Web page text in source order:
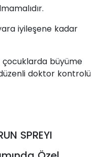
iyileşene kadar
çocuklarda büyüme
düzenli doktor kontrolü
SPREYI